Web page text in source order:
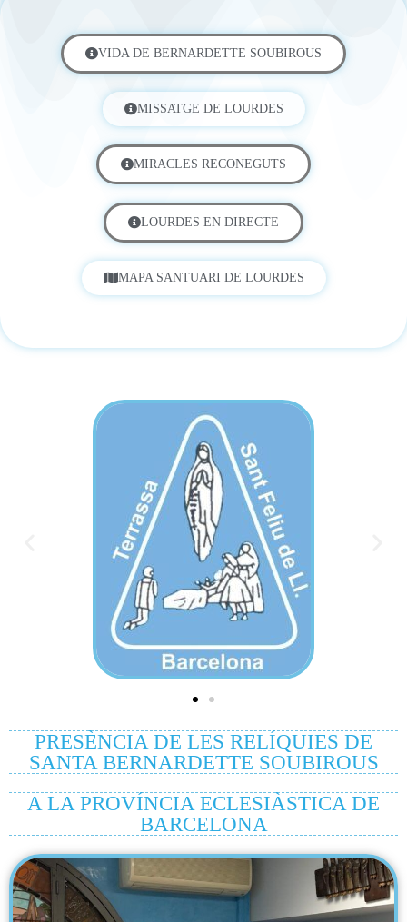
VIDA DE BERNARDETTE SOUBIROUS
MISSATGE DE LOURDES
MIRACLES RECONEGUTS
LOURDES EN DIRECTE
MAPA SANTUARI DE LOURDES
PRESÈNCIA DE LES RELÍQUIES DE
SANTA BERNARDETTE SOUBIROUS
A LA PROVÍNCIA ECLESIÀSTICA DE
BARCELONA